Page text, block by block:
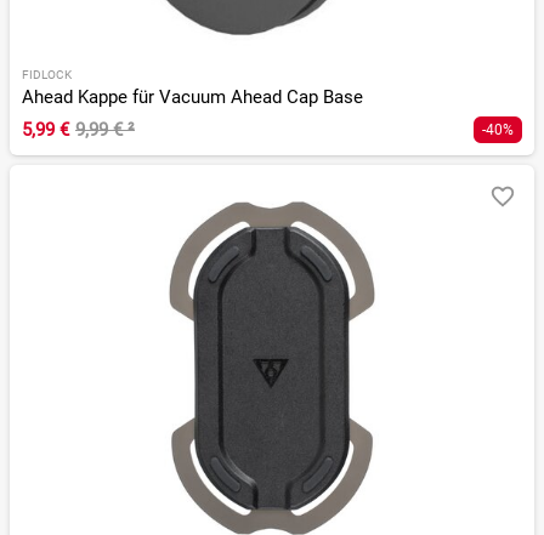
FIDLOCK
Ahead Kappe für Vacuum Ahead Cap Base
5,99 € 9,99 €² -40%